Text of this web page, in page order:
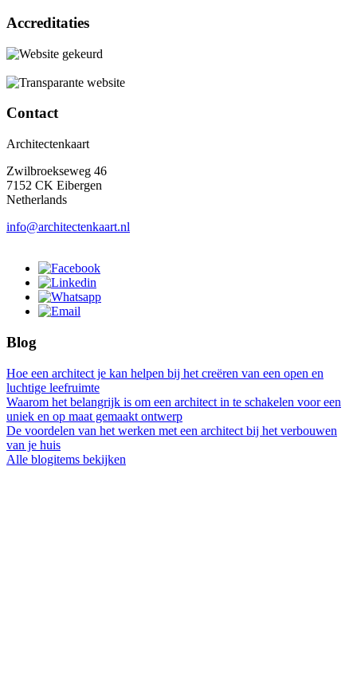
Accreditaties
Contact
Architectenkaart
Zwilbroekseweg 46
7152 CK Eibergen
Netherlands
info@architectenkaart.nl
Blog
Hoe een architect je kan helpen bij het creëren van een open en
luchtige leefruimte
Waarom het belangrijk is om een architect in te schakelen voor een
uniek en op maat gemaakt ontwerp
De voordelen van het werken met een architect bij het verbouwen
van je huis
Alle blogitems bekijken